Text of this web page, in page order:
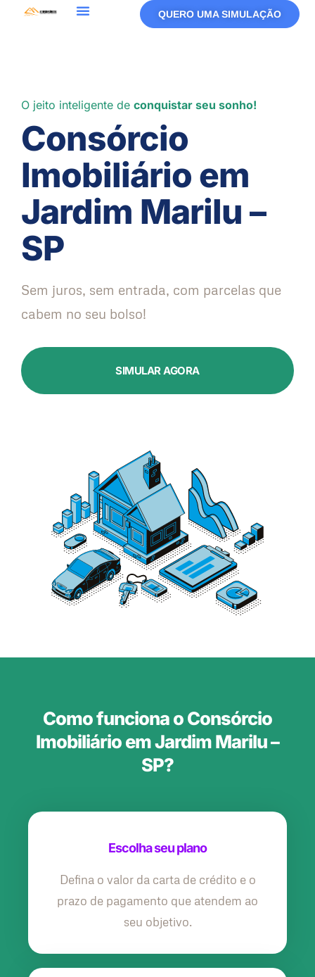
QUERO UMA SIMULAÇÃO
O jeito inteligente de conquistar seu sonho!
Consórcio
Imobiliário em
Jardim Marilu –
SP
Sem juros, sem entrada, com parcelas que
cabem no seu bolso!
SIMULAR AGORA
Como funciona o Consórcio
Imobiliário em Jardim Marilu –
SP?
Escolha seu plano
Defina o valor da carta de crédito e o
prazo de pagamento que atendem ao
seu objetivo.